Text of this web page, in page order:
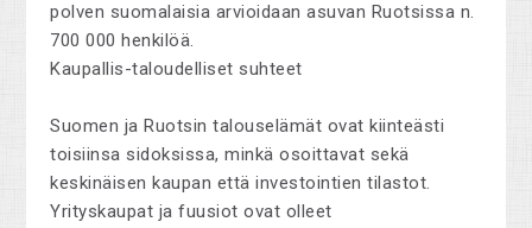
polven suomalaisia arvioidaan asuvan Ruotsissa n.
700 000 henkilöä.
Kaupallis-taloudelliset suhteet
Suomen ja Ruotsin talouselämät ovat kiinteästi
toisiinsa sidoksissa, minkä osoittavat sekä
keskinäisen kaupan että investointien tilastot.
Yrityskaupat ja fuusiot ovat olleet